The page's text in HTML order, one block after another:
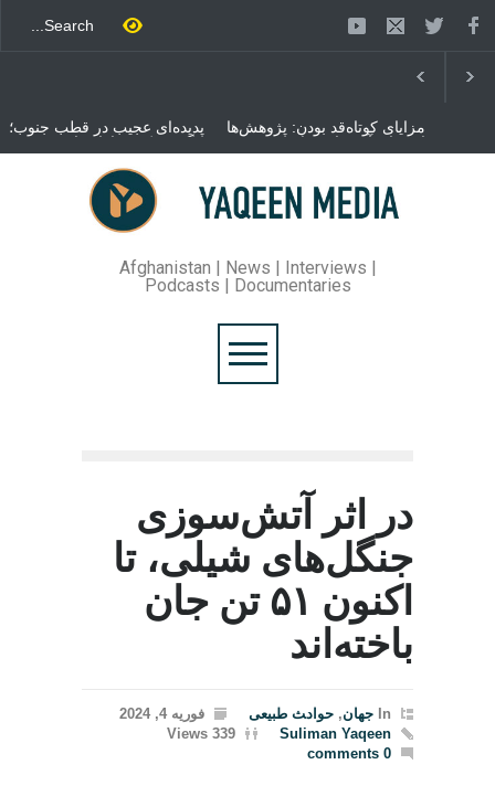
پدیده‌ای عجیب در قطب جنوب؛
پنگوئنی که هزاران بار در روز
می‌خوابد
مزایای کوتاه‌قد بودن: پژوهش‌ها
از فواید آن برای سلامتی
می‌گویند
محمدباقر قالیباف، رئیس
مجلس ایران، با انتقاد تند از
سیاست‌های دونالد ترمپ اعلام
کرد که واشنگتن تلاش دارد با
روند گفتگوها را از مسیر
مذاکره به سمت تسلیم سوق
دهد.
Afghanistan | News | Interviews |
Podcasts | Documentaries
در اثر آتش‌سوزی
جنگل‌های شیلی، تا
اکنون ۵۱ تن جان
باخته‌اند
In جهان, حواد‍‍‍ث طبیعی
فوریه 4, 2024
Suliman Yaqeen
339 Views
0 comments